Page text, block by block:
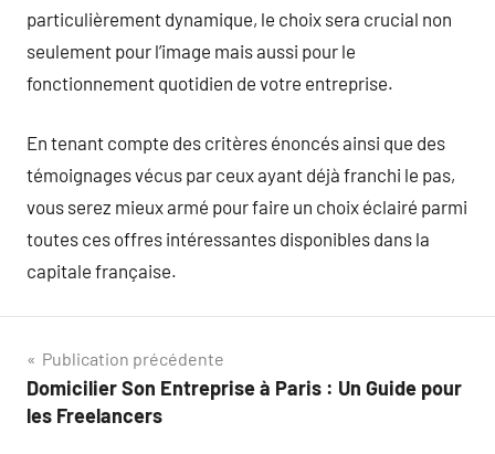
particulièrement dynamique, le choix sera crucial non
seulement pour l’image mais aussi pour le
fonctionnement quotidien de votre entreprise.
En tenant compte des critères énoncés ainsi que des
témoignages vécus par ceux ayant déjà franchi le pas,
vous serez mieux armé pour faire un choix éclairé parmi
toutes ces offres intéressantes disponibles dans la
capitale française.
Navigation
de
Publication précédente
Domicilier Son Entreprise à Paris : Un Guide pour
les Freelancers